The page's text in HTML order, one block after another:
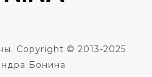
Copyright © 2013-2025
Бонина